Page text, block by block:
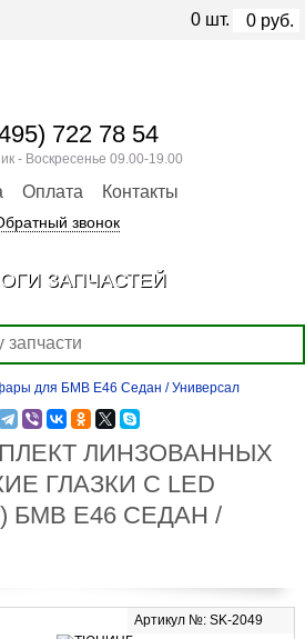
для БМВ Е46 Седан / Универсал
ЛИНЗОВАННЫХ
ГЛАЗКИ С LED
БМВ Е46 СЕДАН /
Артикул №: SK-2049
722 78 54
- Воскресенье 09.00-19.00
Оплата Контакты
звонок
0 шт. 0 руб.
ЗАПЧАСТЕЙ